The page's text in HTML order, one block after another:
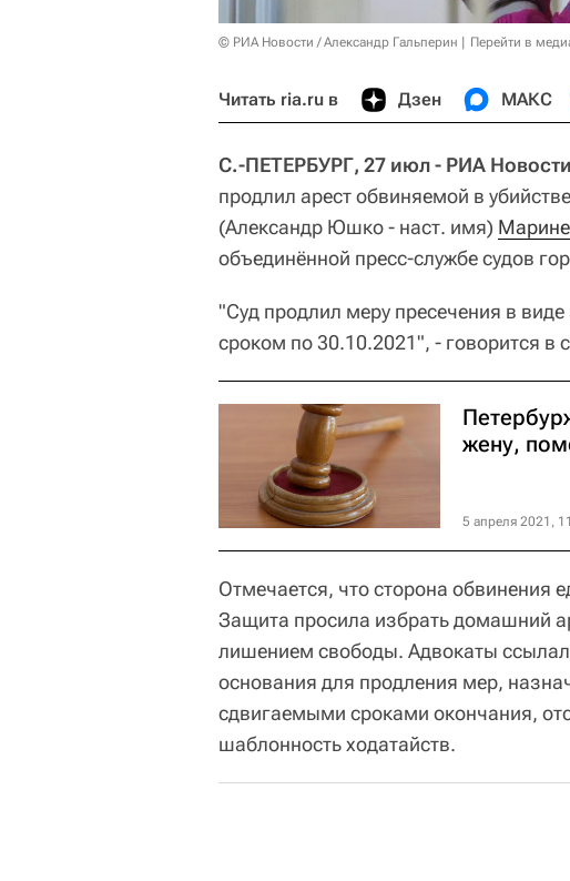
© РИА Новости / Александр Гальперин Перейти в
Читать ria.ru в Дзен МАКС
С.-ПЕТЕРБУРГ, 27 июл - РИА
продлил арест обвиняемой в
(Александр Юшко - наст. имя)
объединённой пресс-службе судов
"Суд продлил меру пресечения в
сроком по 30.10.2021", - говорится
жену,
5 апреля 2021,
Отмечается, что сторона обвинения
Защита просила избрать домашний
лишением свободы. Адвокаты
основания для продления мер,
сдвигаемыми сроками окончания,
шаблонность ходатайств.